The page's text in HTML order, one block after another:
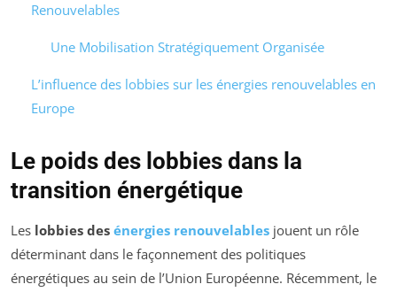
Renouvelables
Une Mobilisation Stratégiquement Organisée
L’influence des lobbies sur les énergies renouvelables en
Europe
Le poids des lobbies dans la
transition énergétique
Les lobbies des énergies renouvelables jouent un rôle
déterminant dans le façonnement des politiques
énergétiques au sein de l’Union Européenne. Récemment, le